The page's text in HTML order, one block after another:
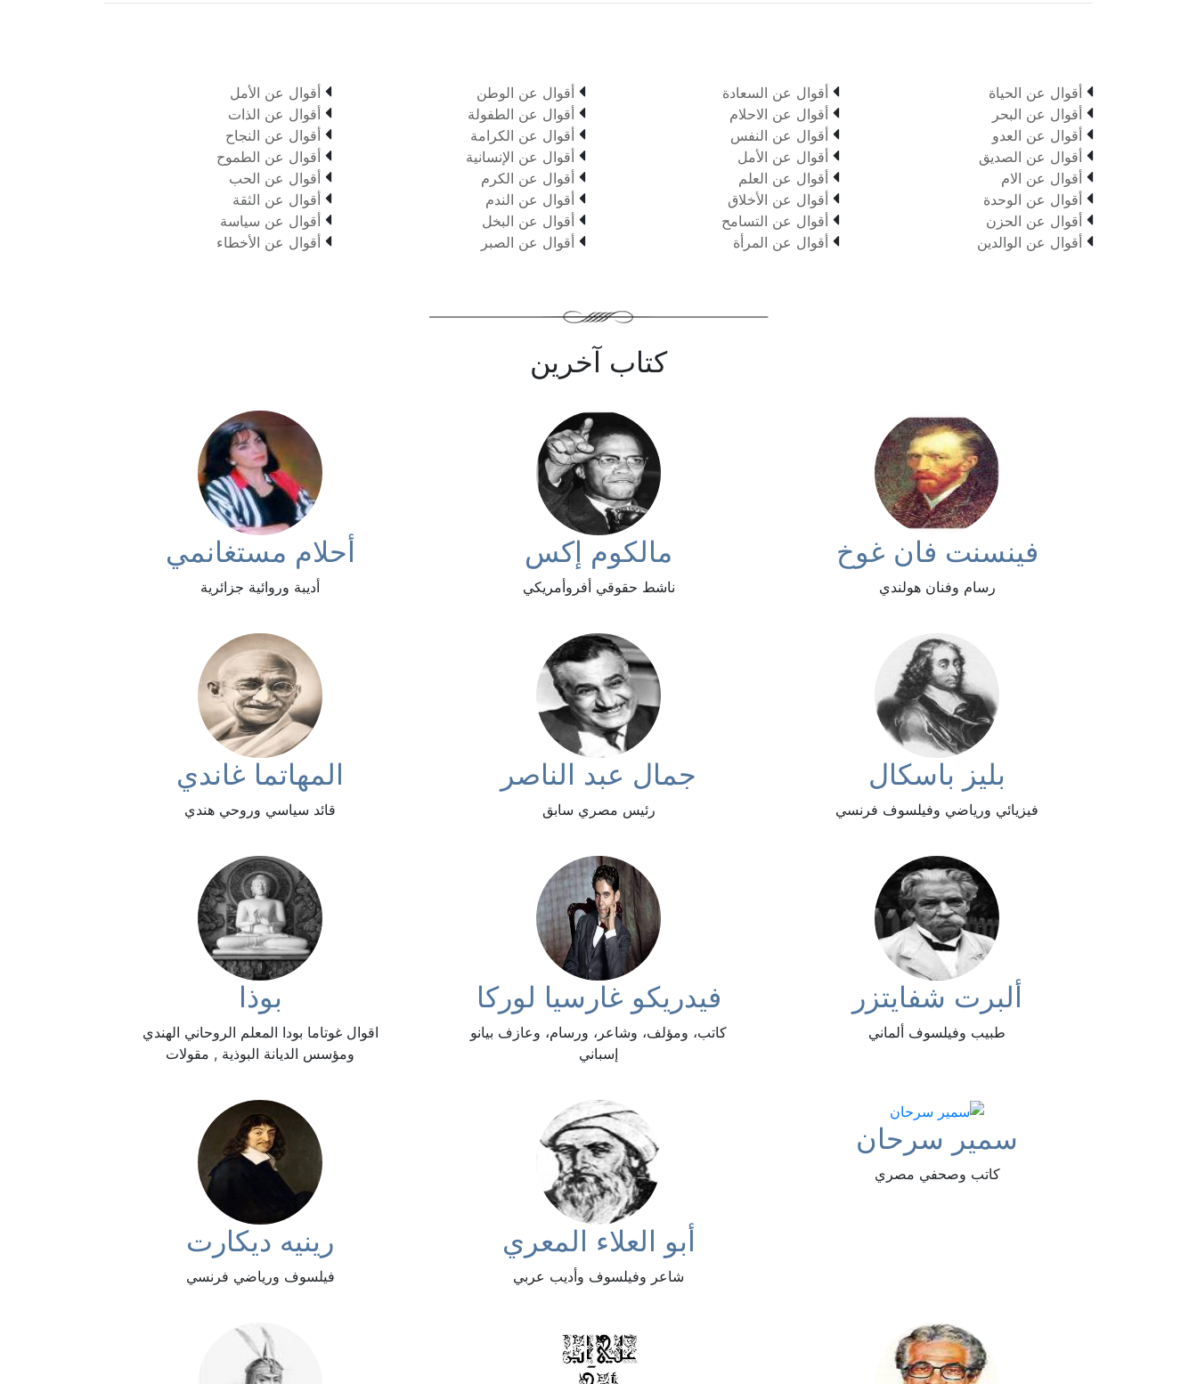
 أقوال عن الحياة
 أقوال عن البحر
 أقوال عن العدو
 أقوال عن الصديق
 أقوال عن الام
 أقوال عن الوحدة
 أقوال عن الحزن
 أقوال عن الوالدين
 أقوال عن السعادة
 أقوال عن الاحلام
 أقوال عن النفس
 أقوال عن الأمل
 أقوال عن العلم
 أقوال عن الأخلاق
 أقوال عن التسامح
 أقوال عن المرأة
 أقوال عن الوطن
 أقوال عن الطفولة
 أقوال عن الكرامة
 أقوال عن الإنسانية
 أقوال عن الكرم
 أقوال عن الندم
 أقوال عن البخل
 أقوال عن الصبر
 أقوال عن الأمل
 أقوال عن الذات
 أقوال عن النجاح
 أقوال عن الطموح
 أقوال عن الحب
 أقوال عن الثقة
 أقوال عن سياسة
 أقوال عن الأخطاء
كتاب آخرين
فينسنت فان غوخ
رسام وفنان هولندي
مالكوم إكس
ناشط حقوقي أفروأمريكي
أحلام مستغانمي
أديبة وروائية جزائرية
بليز باسكال
فيزيائي ورياضي وفيلسوف فرنسي
جمال عبد الناصر
رئيس مصري سابق
المهاتما غاندي
قائد سياسي وروحي هندي
ألبرت شفايتزر
طبيب وفيلسوف ألماني
فيدريكو غارسيا لوركا
كاتب، ومؤلف، وشاعر، ورسام، وعازف بيانو
إسباني
بوذا
اقوال غوتاما بودا المعلم الروحاني الهندي
ومؤسس الديانة البوذية , مقولات
سمير سرحان
كاتب وصحفي مصري
أبو العلاء المعري
شاعر وفيلسوف وأديب عربي
رينيه ديكارت
فيلسوف ورياضي فرنسي